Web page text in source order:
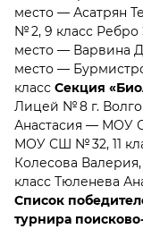
место — Асатрян
№ 2, 9 класс
место — Варвина
место —
класс Секция
Лицей № 8 г.
Анастасия — МОУ
МОУ СШ № 32, 11
Колесова
класс Тюленева
Список
турнира